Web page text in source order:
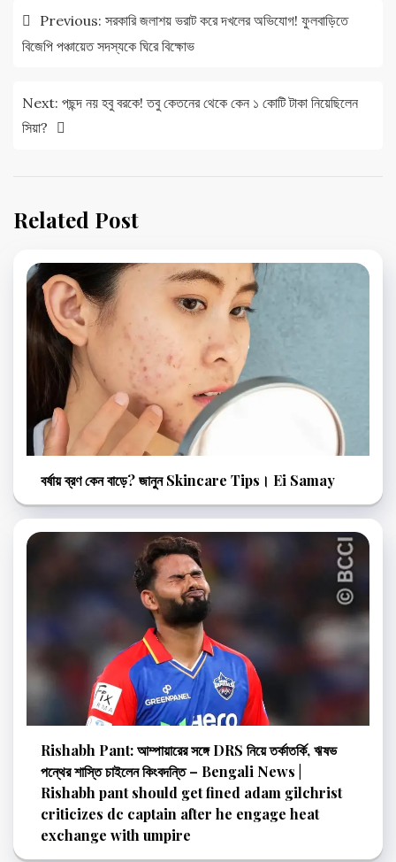
Post
navigation
Previous: সরকারি জলাশয় ভরাট করে দখলের অভিযোগ! ফুলবাড়িতে
বিজেপি পঞ্চায়েত সদস্যকে ঘিরে বিক্ষোভ
Next: পছন্দ নয় হবু বরকে! তবু কেতনের থেকে কেন ১ কোটি টাকা নিয়েছিলেন
সিয়া?
Related Post
বর্ষায় ব্রণ কেন বাড়ে? জানুন Skincare Tips। Ei Samay
Rishabh Pant: আম্পায়ারের সঙ্গে DRS নিয়ে তর্কাতর্কি, ঋষভ
পন্থের শাস্তি চাইলেন কিংবদন্তি – Bengali News |
Rishabh pant should get fined adam gilchrist
criticizes dc captain after he engage heat
exchange with umpire